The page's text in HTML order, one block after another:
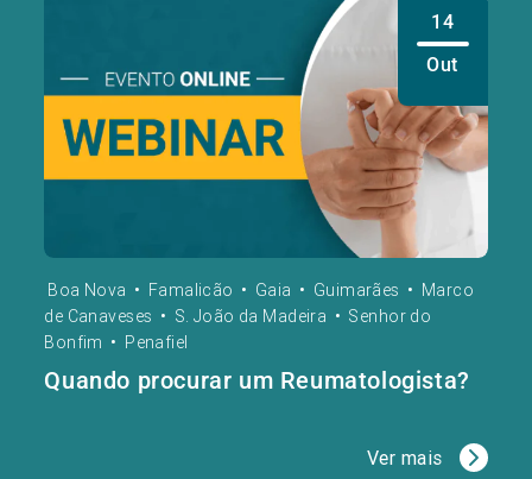
14
Out
Boa Nova • Famalicão • Gaia • Guimarães • Marco
de Canaveses • S. João da Madeira • Senhor do
Bonfim • Penafiel
Quando procurar um Reumatologista?
Ver mais